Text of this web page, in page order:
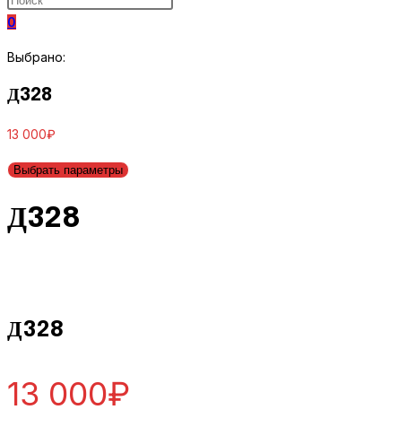
ПО
САЙТУ
0
Выбрано:
Д328
13 000₽
Выбрать параметры
Д328
Д328
13 000₽